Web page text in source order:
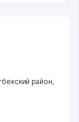
район